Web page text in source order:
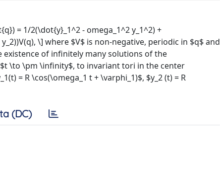
= 1/2(\dot{y}_1^2 - omega_1^2 y_1^2) +
\] where $V$ is non-negative, periodic in $q$ and
existence of infinitely many solutions of the
\to \pm \infinity$, to invariant tori in the center
= R \cos(\omega_1 t + \varphi_1)$, $y_2 (t) = R
(DC)